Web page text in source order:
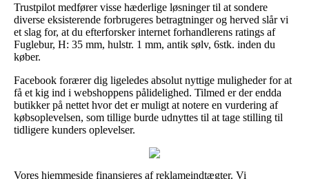
Trustpilot medfører visse hæderlige løsninger til at sondere
diverse eksisterende forbrugeres betragtninger og herved slår vi
et slag for, at du efterforsker internet forhandlerens ratings af
Fuglebur, H: 35 mm, hulstr. 1 mm, antik sølv, 6stk. inden du
køber.
Facebook forærer dig ligeledes absolut nyttige muligheder for at
få et kig ind i webshoppens pålidelighed. Tilmed er der endda
butikker på nettet hvor det er muligt at notere en vurdering af
købsoplevelsen, som tillige burde udnyttes til at tage stilling til
tidligere kunders oplevelser.
Vores hjemmeside finansieres af reklameindtægter. Vi